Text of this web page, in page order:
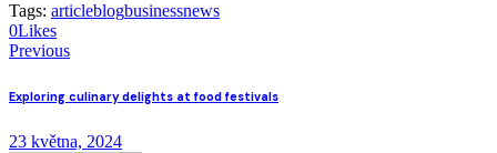
Tags: articleblogbusinessnews
0Likes
Navigace
pro
příspěvek
Previous
Exploring culinary delights at food festivals
23 května, 2024